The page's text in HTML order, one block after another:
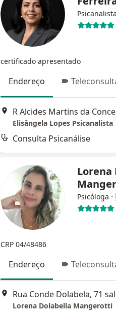
Psicanalista
certificado apresentado
Endereço
Elisângela Lopes Psicanalista
Consulta Psicanálise
Lorena
Psicóloga ·
CRP 04/48486
Endereço
Lorena Dolabella Mangerotti